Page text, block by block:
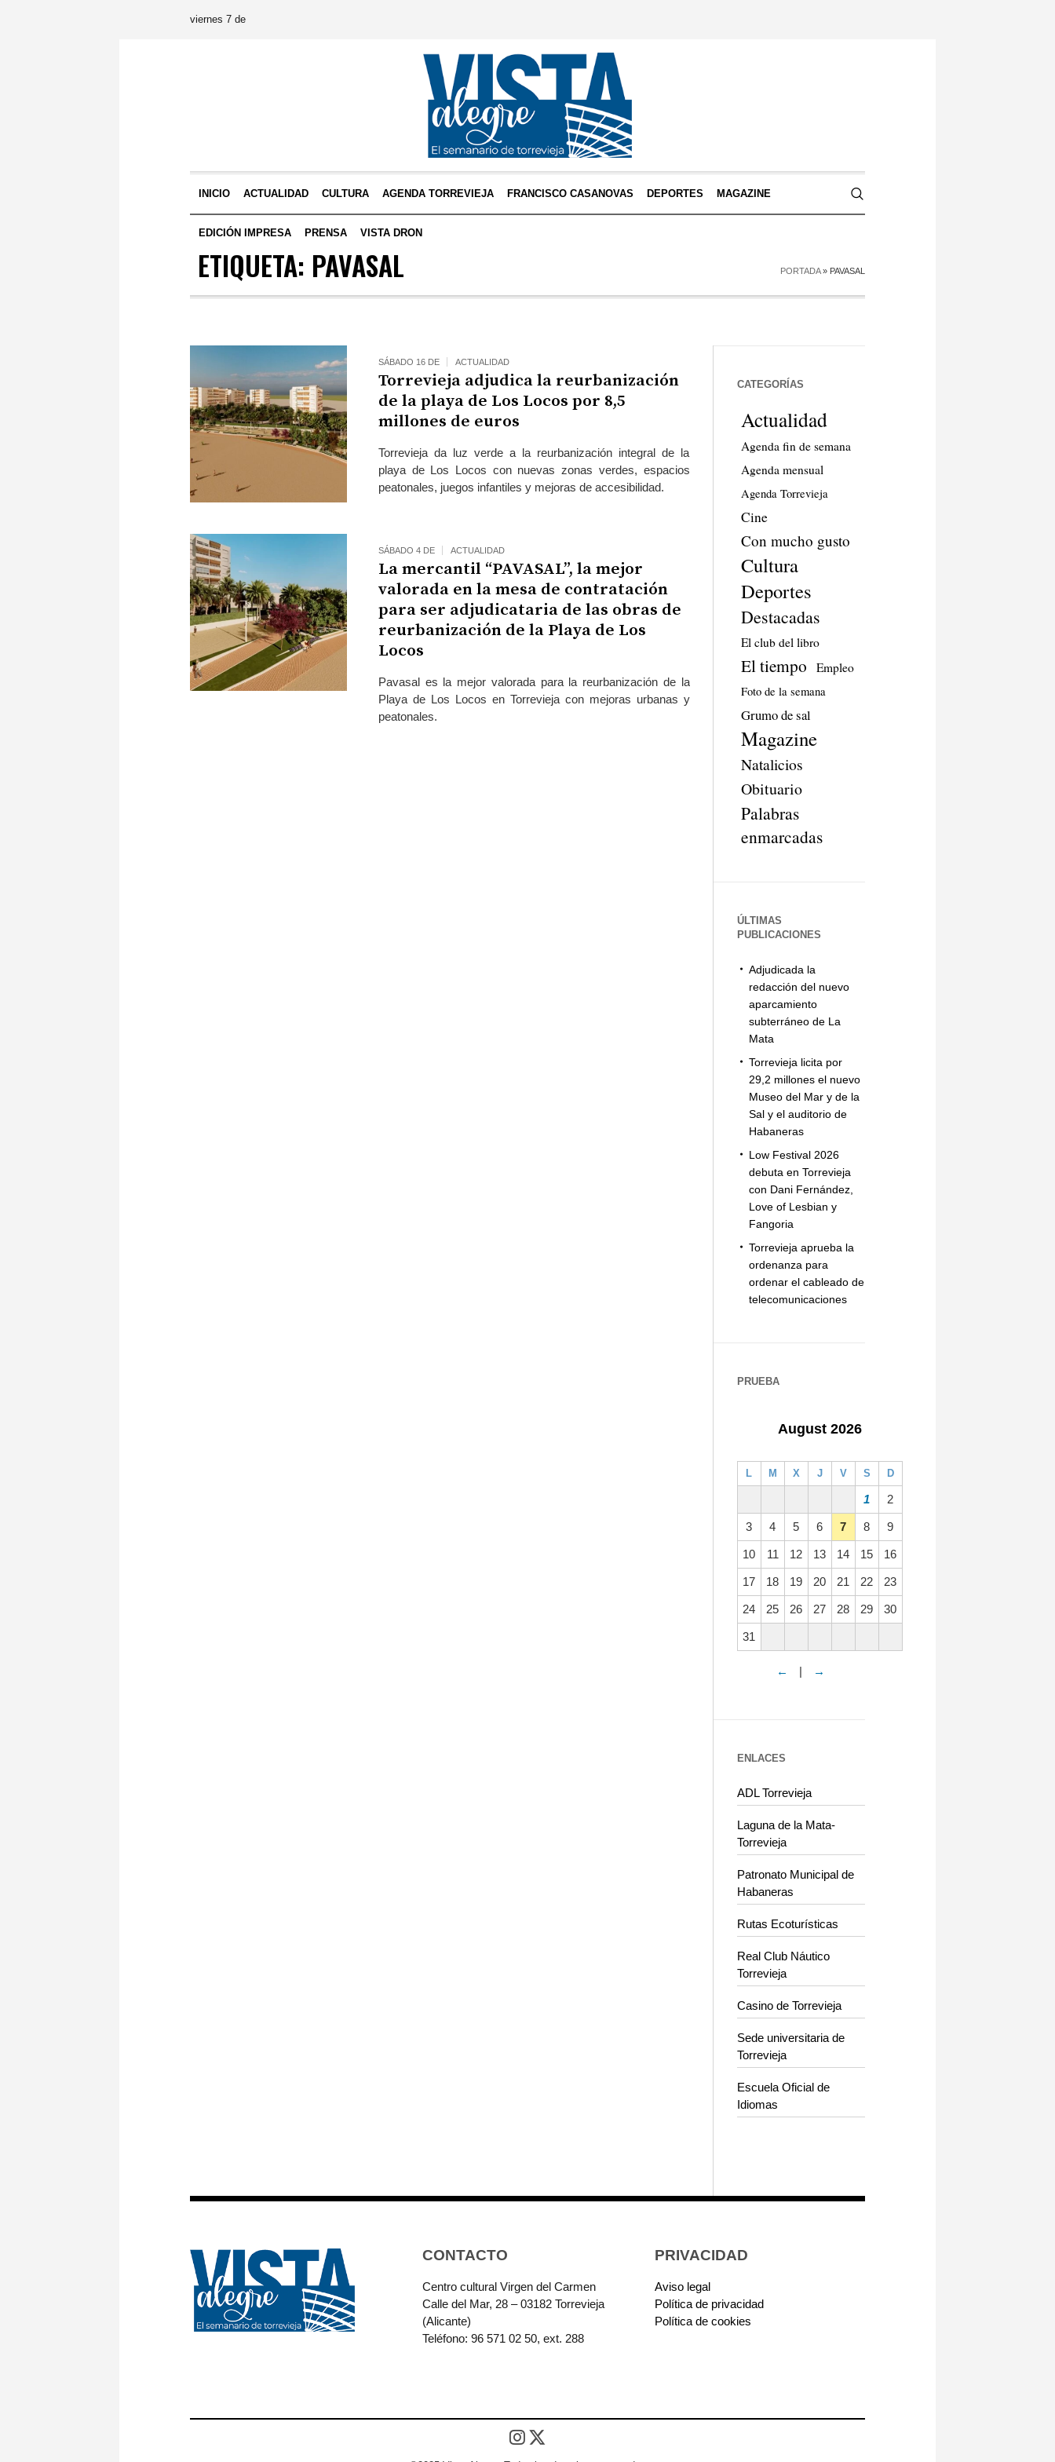
viernes 7 de
INICIO ACTUALIDAD CULTURA AGENDA TORREVIEJA FRANCISCO CASANOVAS DEPORTES MAGAZINE
EDICIÓN IMPRESA PRENSA VISTA DRON
ETIQUETA: PAVASAL PORTADA» PAVASAL
SÁBADO 16 DE ACTUALIDAD
Torrevieja adjudica la reurbanización
de la playa de Los Locos por 8,5
millones de euros
Torrevieja da luz verde a la reurbanización integral de la
playa de Los Locos con nuevas zonas verdes, espacios
peatonales, juegos infantiles y mejoras de accesibilidad.
SÁBADO 4 DE ACTUALIDAD
La mercantil “PAVASAL”, la mejor
valorada en la mesa de contratación
para ser adjudicataria de las obras de
reurbanización de la Playa de Los
Locos
Pavasal es la mejor valorada para la reurbanización de la
Playa de Los Locos en Torrevieja con mejoras urbanas y
peatonales.
CATEGORÍAS
Actualidad
Agenda fin de semana
Agenda mensual
Agenda Torrevieja
Cine
Con mucho gusto
Cultura
Deportes
Destacadas
El club del libro
El tiempo Empleo
Foto de la semana
Grumo de sal
Magazine
Natalicios
Obituario
Palabras
enmarcadas
ÚLTIMAS
PUBLICACIONES
Adjudicada la
redacción del nuevo
aparcamiento
subterráneo de La
Mata
Torrevieja licita por
29,2 millones el nuevo
Museo del Mar y de la
Sal y el auditorio de
Habaneras
Low Festival 2026
debuta en Torrevieja
con Dani Fernández,
Love of Lesbian y
Fangoria
Torrevieja aprueba la
ordenanza para
ordenar el cableado de
telecomunicaciones
PRUEBA
August 2026
L M X J V S D
1 2
3 4 5 6 7 8 9
10 11 12 13 14 15 16
17 18 19 20 21 22 23
24 25 26 27 28 29 30
31
← | →
ENLACES
ADL Torrevieja
Laguna de la Mata-
Torrevieja
Patronato Municipal de
Habaneras
Rutas Ecoturísticas
Real Club Náutico
Torrevieja
Casino de Torrevieja
Sede universitaria de
Torrevieja
Escuela Oficial de
Idiomas
CONTACTO
Centro cultural Virgen del Carmen
Calle del Mar, 28 – 03182 Torrevieja
(Alicante)
Teléfono: 96 571 02 50, ext. 288
PRIVACIDAD
Aviso legal
Política de privacidad
Política de cookies